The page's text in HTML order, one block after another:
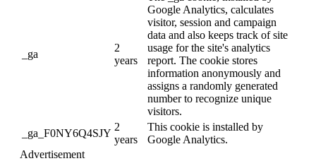
_ga
2
years
Google Analytics, calculates
visitor, session and campaign
data and also keeps track of site
usage for the site's analytics
report. The cookie stores
information anonymously and
assigns a randomly generated
number to recognize unique
visitors.
_ga_F0NY6Q4SJY
2
years
This cookie is installed by
Google Analytics.
Advertisement